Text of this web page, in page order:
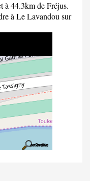
à 44.3km de Fréjus.
à Le Lavandou sur